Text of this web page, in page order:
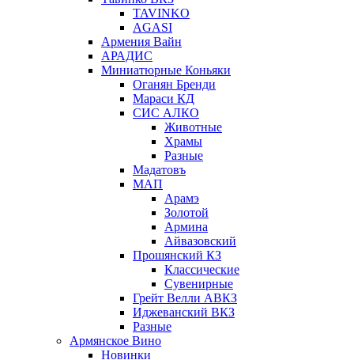
TAVINKO
AGASI
Армения Вайн
АРАДИС
Миниатюрные Коньяки
Оганян Бренди
Мараси КД
СИС АЛКО
Животные
Храмы
Разные
Мадатовъ
МАП
Арамэ
Золотой
Армина
Айвазовский
Прошянский КЗ
Классические
Сувенирные
Грейт Велли АВКЗ
Иджеванский ВКЗ
Разные
Армянское Вино
Новинки